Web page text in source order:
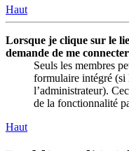
Haut
Lorsque je clique sur le
demande de me
Seuls les membres
formulaire intégré (si
l’administrateur).
de la fonctionnalité
Haut